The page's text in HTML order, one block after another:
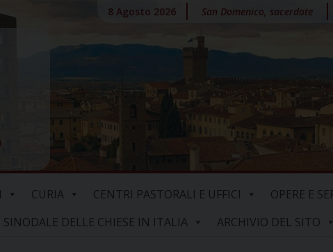
8 Agosto 2026 San Domenico, sacerdote
CURIA CENTRI PASTORALI E UFFICI OPERE E
DELLE CHIESE IN ITALIA
ARCHIVIO DEL SITO